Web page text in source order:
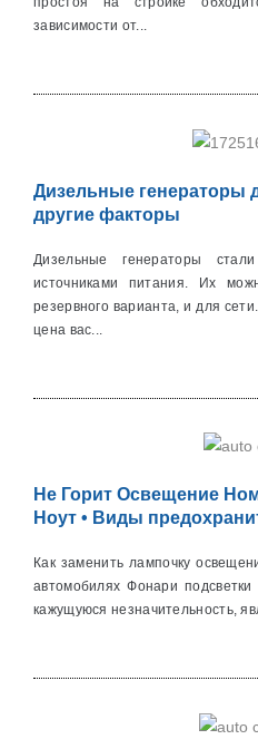
зависимости от...
Дизельные генераторы
другие факторы
Дизельные генераторы
источниками питания. Их
резервного варианта, и для
цена вас...
Не Горит Освещение
Ноут • Виды
Как заменить лампочку
автомобилях Фонари
кажущуюся незначительность,